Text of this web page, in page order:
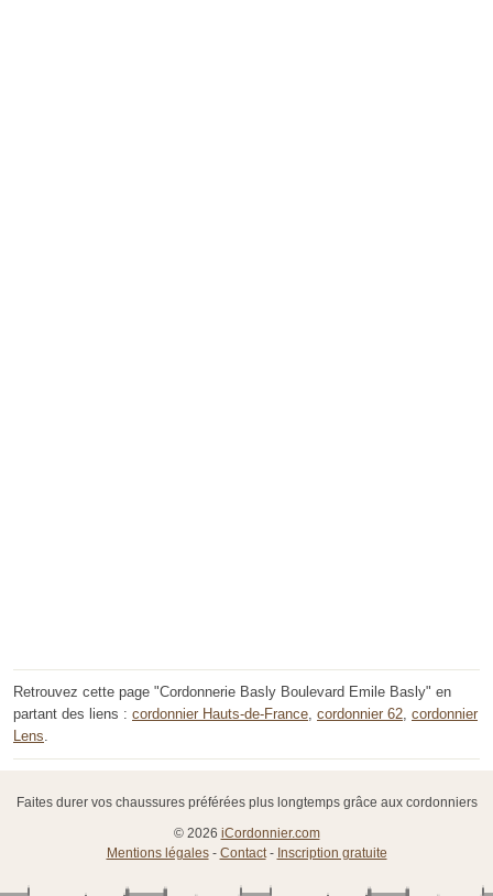
Retrouvez cette page "Cordonnerie Basly Boulevard Emile Basly" en
partant des liens : cordonnier Hauts-de-France, cordonnier 62, cordonnier
Lens.
Faites durer vos chaussures préférées plus longtemps grâce aux cordonniers
© 2026 iCordonnier.com
Mentions légales- Contact- Inscription gratuite